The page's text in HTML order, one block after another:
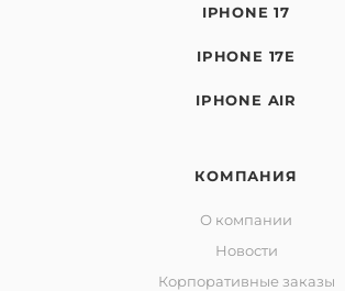
IPHONE 17
IPHONE 17E
IPHONE AIR
КОМПАНИЯ
О компании
Новости
Корпоративные заказы